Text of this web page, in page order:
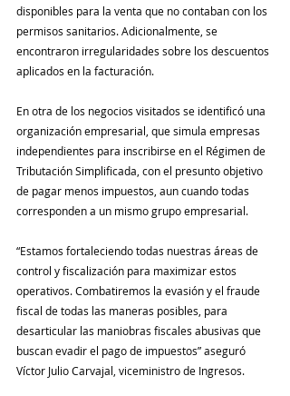
disponibles para la venta que no contaban con los
permisos sanitarios. Adicionalmente, se
encontraron irregularidades sobre los descuentos
aplicados en la facturación.
En otra de los negocios visitados se identificó una
organización empresarial, que simula empresas
independientes para inscribirse en el Régimen de
Tributación Simplificada, con el presunto objetivo
de pagar menos impuestos, aun cuando todas
corresponden a un mismo grupo empresarial.
“Estamos fortaleciendo todas nuestras áreas de
control y fiscalización para maximizar estos
operativos. Combatiremos la evasión y el fraude
fiscal de todas las maneras posibles, para
desarticular las maniobras fiscales abusivas que
buscan evadir el pago de impuestos” aseguró
Víctor Julio Carvajal, viceministro de Ingresos.